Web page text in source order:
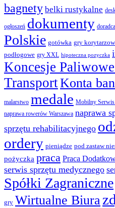
bagnety belki rustykalne
ogłoszeń dokumenty
Polskie gotówka gry
podłogowe gry XXL hipoteczna pozyczka
Koncesje
TransportKonta
malarstwo medale Mobilny
naprawa rowerów Warszawa naprawa
sprzętu rehabilitacyjnego
ordery pieniądze pod zastaw
pożyczka praca Praca
serwis sprzętu medycznego
Spółki Zagraniczne
gry Wirtualne Biura